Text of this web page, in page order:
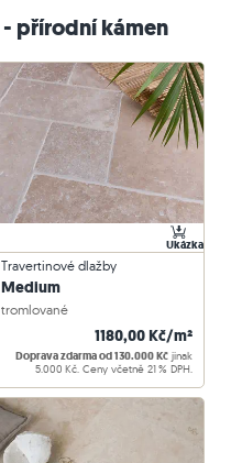
přírodní kámen
Travertinové dlažby
Medium
tromlované
1180,00 Kč/m²
Doprava zdarma od 130.000 Kč jinak
5.000 Kč. Ceny včetně 21 % DPH.
Ukázka